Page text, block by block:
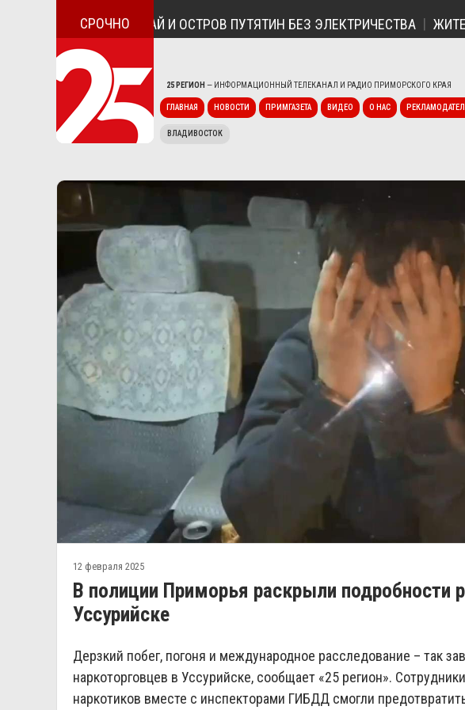
25 РЕГИОН — ИНФОРМАЦИОННЫЙ ТЕЛЕКАНАЛ И РАДИО ПРИМОРСКОГО КРАЯ
ГЛАВНАЯ НОВОСТИ ПРИМГАЗЕТА ВИДЕО О НАС
ВЛАДИВОСТОК
СРОЧНО
ПОСЁЛОК ДУНАЙ И ОСТРОВ ПУТЯТИН БЕЗ ЭЛЕКТРИЧЕСТВА ЖИТЕЛИ
12 февраля 2025
В полиции Приморья раскрыли подробности
Уссурийске
Дерзкий побег, погоня и международное расследование – так
наркоторговцев в Уссурийске, сообщает «25 регион».
наркотиков вместе с инспекторами ГИБДД смогли